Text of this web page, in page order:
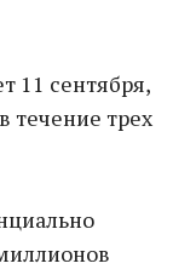
11 сентября,
течение трех